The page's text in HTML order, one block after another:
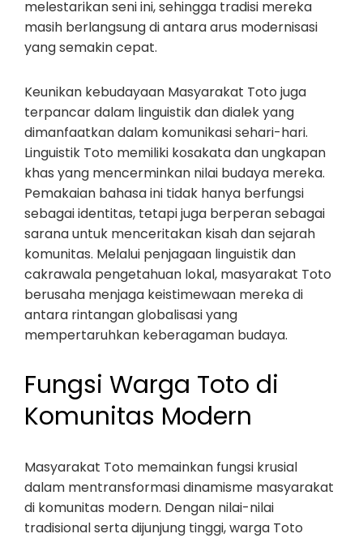
melestarikan seni ini, sehingga tradisi mereka
masih berlangsung di antara arus modernisasi
yang semakin cepat.
Keunikan kebudayaan Masyarakat Toto juga
terpancar dalam linguistik dan dialek yang
dimanfaatkan dalam komunikasi sehari-hari.
Linguistik Toto memiliki kosakata dan ungkapan
khas yang mencerminkan nilai budaya mereka.
Pemakaian bahasa ini tidak hanya berfungsi
sebagai identitas, tetapi juga berperan sebagai
sarana untuk menceritakan kisah dan sejarah
komunitas. Melalui penjagaan linguistik dan
cakrawala pengetahuan lokal, masyarakat Toto
berusaha menjaga keistimewaan mereka di
antara rintangan globalisasi yang
mempertaruhkan keberagaman budaya.
Fungsi Warga Toto di
Komunitas Modern
Masyarakat Toto memainkan fungsi krusial
dalam mentransformasi dinamisme masyarakat
di komunitas modern. Dengan nilai-nilai
tradisional serta dijunjung tinggi, warga Toto